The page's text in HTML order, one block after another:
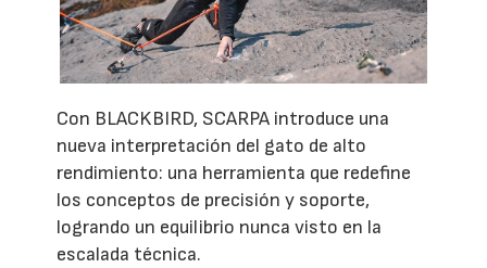
Con BLACKBIRD, SCARPA introduce una
nueva interpretación del gato de alto
rendimiento: una herramienta que redefine
los conceptos de precisión y soporte,
logrando un equilibrio nunca visto en la
escalada técnica.